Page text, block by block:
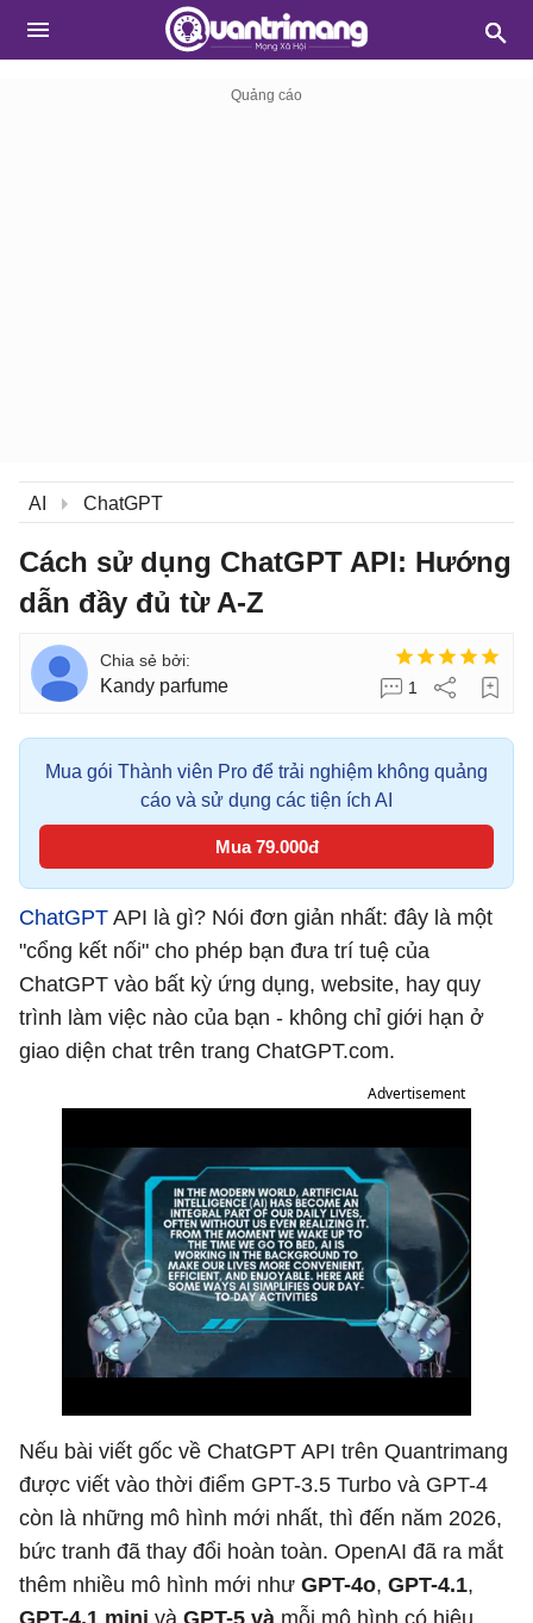
AI ChatGPT
Cách sử dụng ChatGPT API: Hướng
dẫn đầy đủ từ A-Z
Kandy parfume 1
Mua gói Thành viên Pro để trải nghiệm không quảng
cáo và sử dụng các tiện ích AI
Mua 79.000đ
ChatGPT API là gì? Nói đơn giản nhất: đây là một
"cổng kết nối" cho phép bạn đưa trí tuệ của
ChatGPT vào bất kỳ ứng dụng, website, hay quy
trình làm việc nào của bạn - không chỉ giới hạn ở
giao diện chat trên trang ChatGPT.com.
Advertisement
Nếu bài viết gốc về ChatGPT API trên Quantrimang
được viết vào thời điểm GPT-3.5 Turbo và GPT-4
còn là những mô hình mới nhất, thì đến năm 2026,
bức tranh đã thay đổi hoàn toàn. OpenAI đã ra mắt
thêm nhiều mô hình mới như GPT-4o, GPT-4.1,
GPT-4.1 mini và GPT-5 và mỗi mô hình có hiệu